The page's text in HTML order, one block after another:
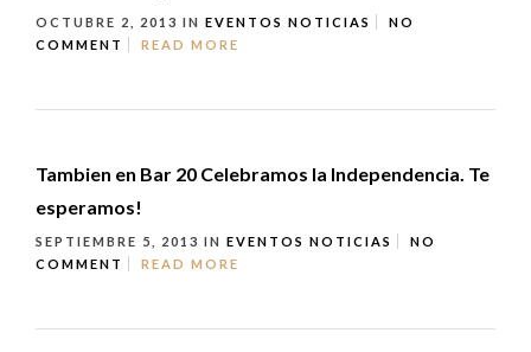
OCTUBRE 2, 2013 IN EVENTOS NOTICIAS
NO
COMMENT
READ MORE
Tambien en Bar 20 Celebramos la Independencia. Te
esperamos!
SEPTIEMBRE 5, 2013 IN EVENTOS NOTICIAS
NO
COMMENT
READ MORE